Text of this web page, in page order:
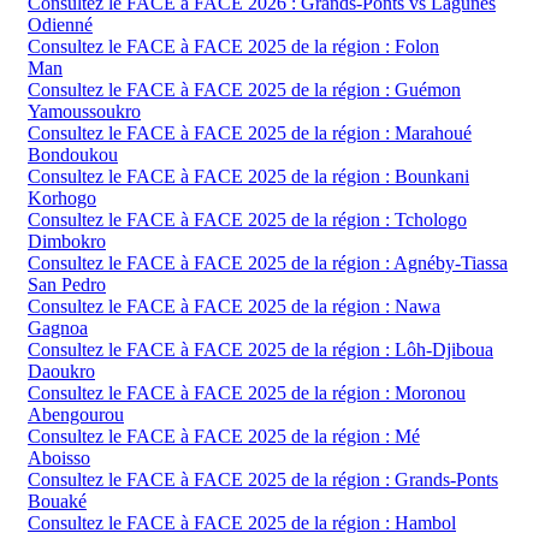
Odienné
Consultez le FACE à FACE 2025 de la région : Folon
Man
Consultez le FACE à FACE 2025 de la région : Guémon
Yamoussoukro
Consultez le FACE à FACE 2025 de la région : Marahoué
Bondoukou
Consultez le FACE à FACE 2025 de la région : Bounkani
Korhogo
Consultez le FACE à FACE 2025 de la région : Tchologo
Dimbokro
Consultez le FACE à FACE 2025 de la région : Agnéby-Tiassa
San Pedro
Consultez le FACE à FACE 2025 de la région : Nawa
Gagnoa
Consultez le FACE à FACE 2025 de la région : Lôh-Djiboua
Daoukro
Consultez le FACE à FACE 2025 de la région : Moronou
Abengourou
Consultez le FACE à FACE 2025 de la région : Mé
Aboisso
Consultez le FACE à FACE 2025 de la région : Grands-Ponts
Bouaké
Consultez le FACE à FACE 2025 de la région : Hambol